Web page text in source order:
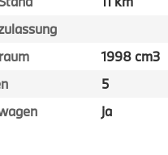
1998 cm3
5
ja